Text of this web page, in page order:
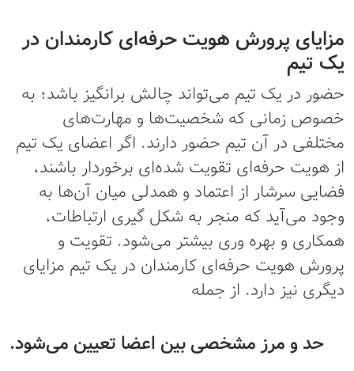
مزایای پرورش هویت حرفه‌ای کارمندان در
یک تیم
حضور در یک تیم می‌تواند چالش برانگیز باشد؛ به
خصوص زمانی که شخصیت‌ها و مهارت‌های
مختلفی در آن تیم حضور دارند. اگر اعضای یک تیم
از هویت حرفه‌ای تقویت شده‌ای برخوردار باشند،
فضایی سرشار از اعتماد و همدلی میان آن‌ها به
وجود می‌آید که منجر به شکل گیری ارتباطات،
همکاری و بهره وری بیشتر می‌شود. تقویت و
پرورش هویت حرفه‌ای کارمندان در یک تیم مزایای
دیگری نیز دارد. از جمله
حد و مرز مشخصی بین اعضا تعیین می‌شود.